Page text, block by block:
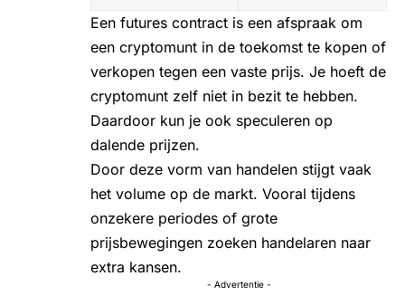
Een futures contract is een afspraak om
een cryptomunt in de toekomst te kopen of
verkopen tegen een vaste prijs. Je hoeft de
cryptomunt zelf niet in bezit te hebben.
Daardoor kun je ook speculeren op
dalende prijzen.
Door deze vorm van handelen stijgt vaak
het volume op de markt. Vooral tijdens
onzekere periodes of grote
prijsbewegingen zoeken handelaren naar
extra kansen.
- Advertentie -